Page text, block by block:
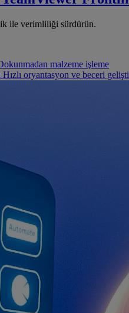
ile verimliliği sürdürün.
malzeme işleme
Hızlı oryantasyon ve beceri